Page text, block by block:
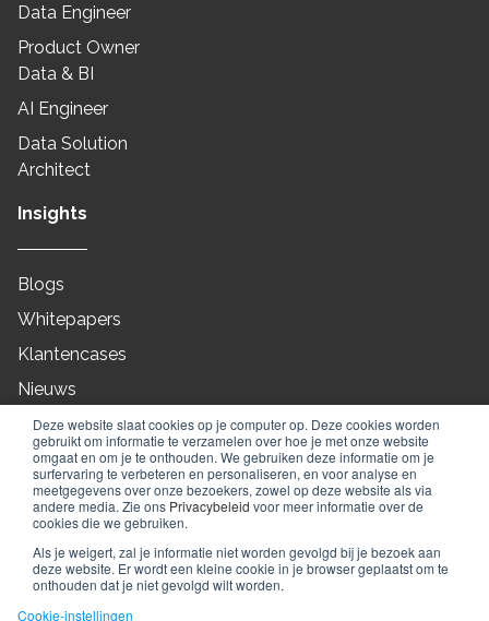
Deze website slaat cookies op je computer op. Deze cookies worden
gebruikt om informatie te verzamelen over hoe je met onze website
omgaat en om je te onthouden. We gebruiken deze informatie om je
surfervaring te verbeteren en personaliseren, en voor analyse en
meetgegevens over onze bezoekers, zowel op deze website als via
andere media. Zie ons Privacybeleid voor meer informatie over de
cookies die we gebruiken.
Als je weigert, zal je informatie niet worden gevolgd bij je bezoek aan
deze website. Er wordt een kleine cookie in je browser geplaatst om te
onthouden dat je niet gevolgd wilt worden.
Cookie-instellingen
Data Engineer
Product Owner
Data & BI
AI Engineer
Data Solution
Architect
Insights
Blogs
Whitepapers
Klantencases
Nieuws
On-Demand
Webinars
© 2010 - 2026Full Orbit
Algemene voorwaarden
Privacy policy
Cookie beleid